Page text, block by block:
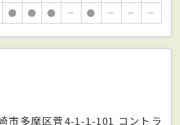
● ● ● － ● － － －
市多摩区菅4-1-1-101 コントラ